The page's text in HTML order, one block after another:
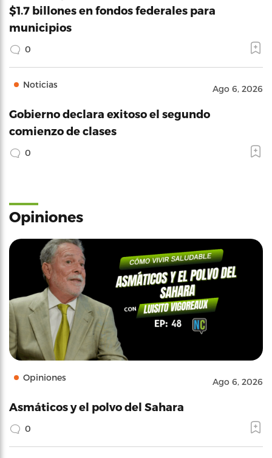
$1.7 billones en fondos federales para
municipios
0
Noticias Ago 6, 2026
Gobierno declara exitoso el segundo
comienzo de clases
0
Opiniones
Opiniones Ago 6, 2026
Asmáticos y el polvo del Sahara
0